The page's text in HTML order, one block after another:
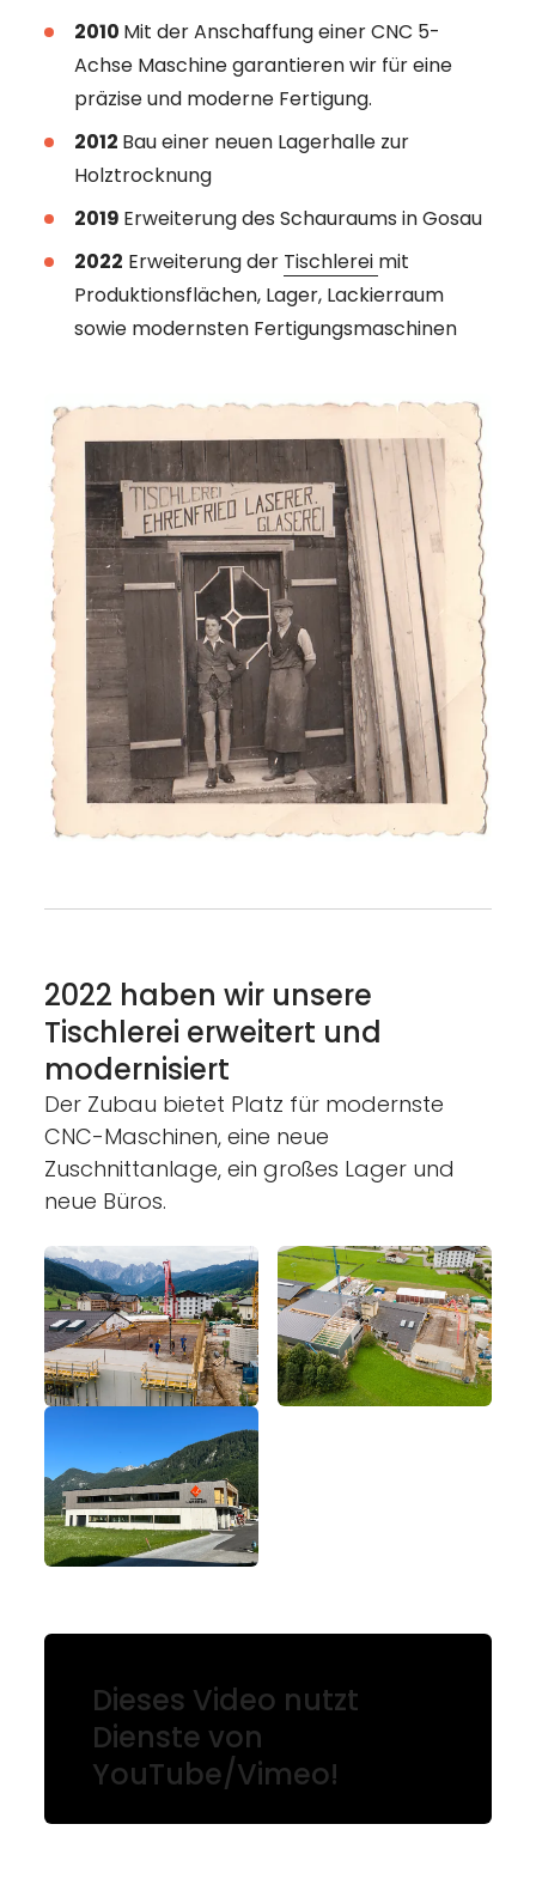
2010 Mit der Anschaffung einer CNC 5-
Achse Maschine garantieren wir für eine
präzise und moderne Fertigung.
2012 Bau einer neuen Lagerhalle zur
Holztrocknung
2019 Erweiterung des Schauraums in Gosau
2022 Erweiterung der Tischlerei mit
Produktionsflächen, Lager, Lackierraum
sowie modernsten Fertigungsmaschinen
2022 haben wir unsere
Tischlerei erweitert und
modernisiert
Der Zubau bietet Platz für modernste
CNC-Maschinen, eine neue
Zuschnittanlage, ein großes Lager und
neue Büros.
Dieses Video nutzt
Dienste von
YouTube/Vimeo!